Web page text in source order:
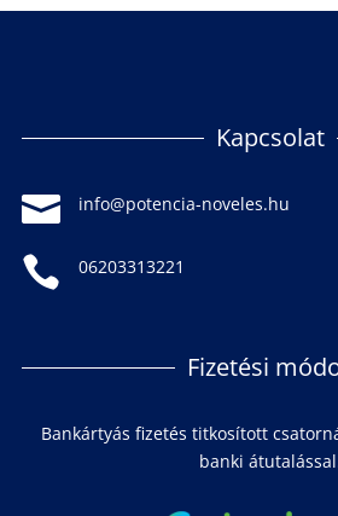
Kapcsolat
 info@potencia-noveles.hu
 06203313221
Fizetési
Bankártyás fizetés titkosított
banki